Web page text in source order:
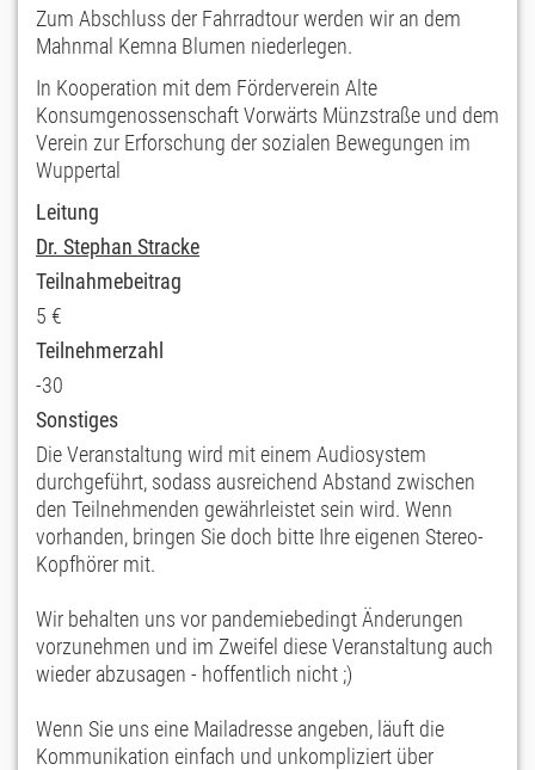
Zum Abschluss der Fahrradtour werden wir an dem
Mahnmal Kemna Blumen niederlegen.
In Kooperation mit dem Förderverein Alte
Konsumgenossenschaft Vorwärts Münzstraße und dem
Verein zur Erforschung der sozialen Bewegungen im
Wuppertal
Leitung
Dr. Stephan Stracke
Teilnahmebeitrag
5 €
Teilnehmerzahl
-30
Sonstiges
Die Veranstaltung wird mit einem Audiosystem
durchgeführt, sodass ausreichend Abstand zwischen
den Teilnehmenden gewährleistet sein wird. Wenn
vorhanden, bringen Sie doch bitte Ihre eigenen Stereo-
Kopfhörer mit.
Wir behalten uns vor pandemiebedingt Änderungen
vorzunehmen und im Zweifel diese Veranstaltung auch
wieder abzusagen - hoffentlich nicht ;)
Wenn Sie uns eine Mailadresse angeben, läuft die
Kommunikation einfach und unkompliziert über